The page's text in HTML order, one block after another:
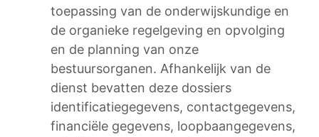
toepassing van de onderwijskundige en
de organieke regelgeving en opvolging
en de planning van onze
bestuursorganen. Afhankelijk van de
dienst bevatten deze dossiers
identificatiegegevens, contactgegevens,
financiële gegevens, loopbaangegevens,